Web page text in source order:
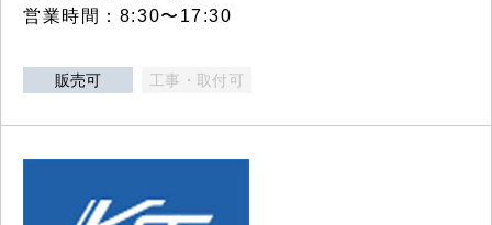
営業時間：8:30〜17:30
販売可 工事・取付可